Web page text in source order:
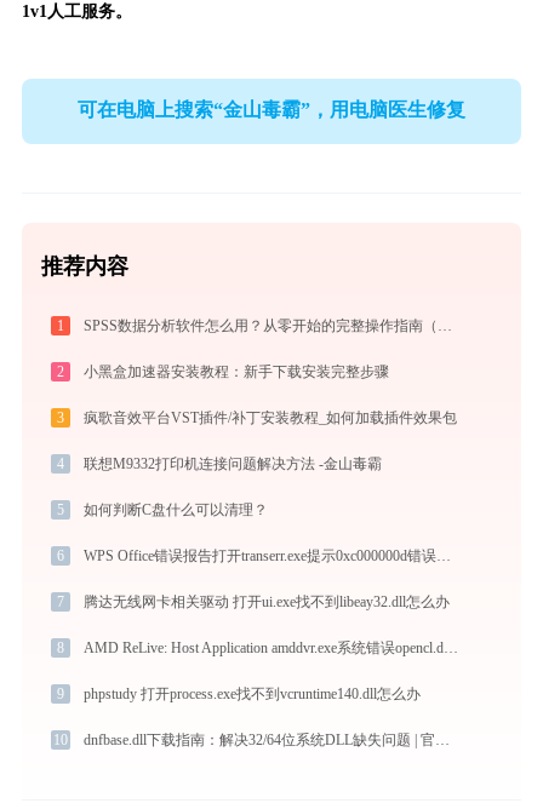
1v1人工服务。
可在电脑上搜索“金山毒霸”，用电脑医生修复
推荐内容
1
2 小黑盒加速器安装教程：新手下载安装完整步骤
3 疯歌音效平台VST插件/补丁安装教程_如何加载插件效果包
4 联想M9332打印机连接问题解决方法 -金山毒霸
5 如何判断C盘什么可以清理？
6 WPS Office错误报告打开transerr.exe提示0xc000000d错误码怎么办
7 腾达无线网卡相关驱动 打开ui.exe找不到libeay32.dll怎么办
8 AMD ReLive: Host Application amddvr.exe系统错误opencl.dll丢失如何解决
9 phpstudy 打开process.exe找不到vcruntime140.dll怎么办
10